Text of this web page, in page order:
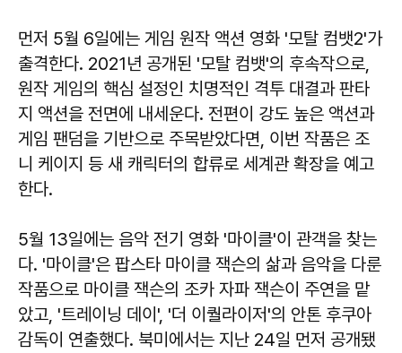
먼저 5월 6일에는 게임 원작 액션 영화 '모탈 컴뱃2'가
출격한다. 2021년 공개된 '모탈 컴뱃'의 후속작으로,
원작 게임의 핵심 설정인 치명적인 격투 대결과 판타
지 액션을 전면에 내세운다. 전편이 강도 높은 액션과
게임 팬덤을 기반으로 주목받았다면, 이번 작품은 조
니 케이지 등 새 캐릭터의 합류로 세계관 확장을 예고
한다.
5월 13일에는 음악 전기 영화 '마이클'이 관객을 찾는
다. '마이클'은 팝스타 마이클 잭슨의 삶과 음악을 다룬
작품으로 마이클 잭슨의 조카 자파 잭슨이 주연을 맡
았고, '트레이닝 데이', '더 이퀄라이저'의 안톤 후쿠아
감독이 연출했다. 북미에서는 지난 24일 먼저 공개됐